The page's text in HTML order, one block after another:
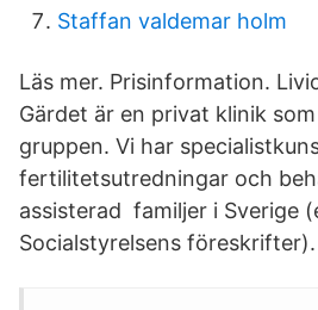
Staffan valdemar holm
Läs mer. Prisinformation.
Gärdet är en privat klinik
gruppen. Vi har
fertilitetsutredningar och
assisterad familjer i Sverige
Socialstyrelsens föreskrifter).